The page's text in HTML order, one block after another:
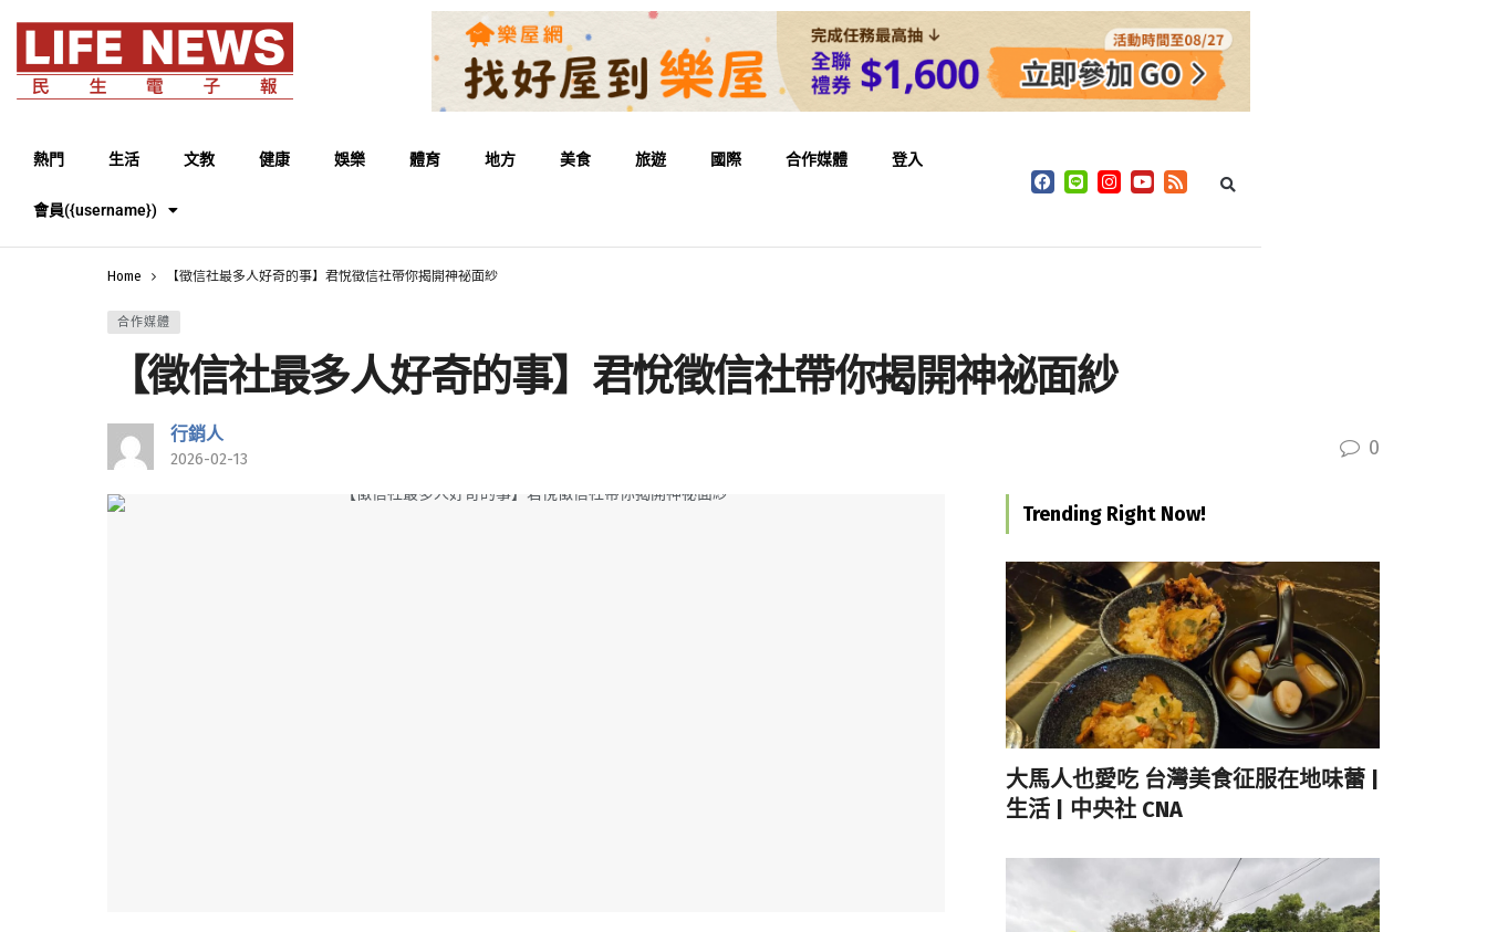
熱門 生活 文教 健康 娛樂 體育 地方 美食 旅遊 國際 合作媒體 登入
會員({username})
Home 【徵信社最多人好奇的事】君悅徵信社帶你揭開神祕面紗
合作媒體
【徵信社最多人好奇的事】君悅徵信社帶你揭開神祕面紗
行銷人
2026-02-13 0
Trending Right Now!
大馬人也愛吃 台灣美食征服在地味蕾 |
生活 | 中央社 CNA